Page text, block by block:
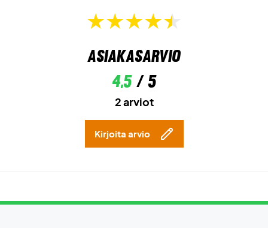
Asiakasarvio
4,5/ 5
2 arviot
Kirjoita arvio